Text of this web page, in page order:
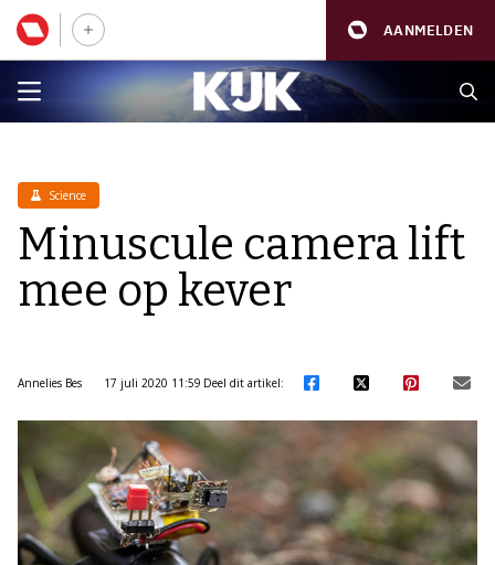
AANMELDEN
Science
Minuscule camera lift
mee op kever
Annelies Bes 17 juli 2020 11:59 Deel dit artikel: